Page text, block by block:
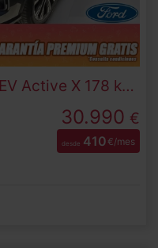
2.5 Duratec PHEV Active X 178 kW (243 CV)
30.990 €
desde 410€/mes